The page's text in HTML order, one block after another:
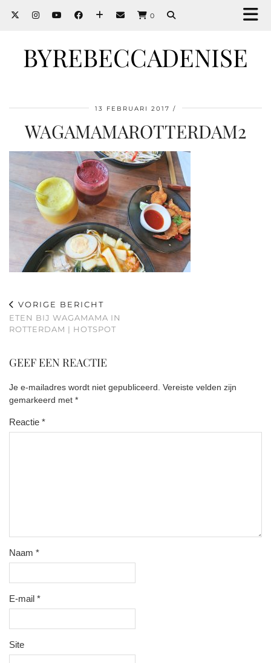
0
BYREBECCADENISE
13 FEBRUARI 2017
WAGAMAMAROTTERDAM2
VORIGE BERICHT
ETEN BIJ WAGAMAMA IN
ROTTERDAM | HOTSPOT
GEEF EEN REACTIE
Je e-mailadres wordt niet gepubliceerd. Vereiste velden zijn
gemarkeerd met *
Reactie *
Naam *
E-mail *
Site